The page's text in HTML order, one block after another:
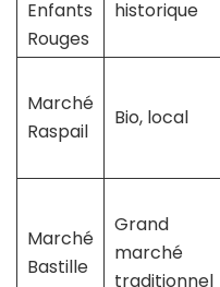
Enfants
Rouges
historique
Marché
Raspail
Bio, local
Marché
Bastille
Grand
marché
traditionnel